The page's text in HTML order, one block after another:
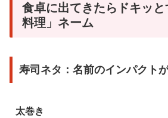
食卓に出てきたらドキッと
料理」ネーム
寿司ネタ：名前のインパクト
太巻き